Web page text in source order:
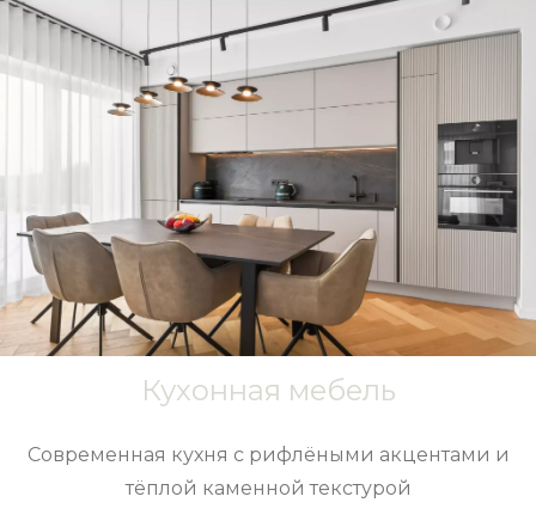
Кухонная мебель
Современная кухня с рифлёными акцентами и
тёплой каменной текстурой